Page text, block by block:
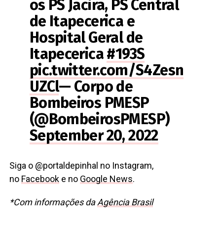
os PS Jacira, PS Central
de Itapecerica e
Hospital Geral de
Itapecerica#193S
pic.twitter.com/S4Zesn
UZCl— Corpo de
Bombeiros PMESP
(@BombeirosPMESP)
September 20, 2022
Siga o @portaldepinhal no Instagram,
no Facebooke no Google News.
*Com informações daAgência Brasil